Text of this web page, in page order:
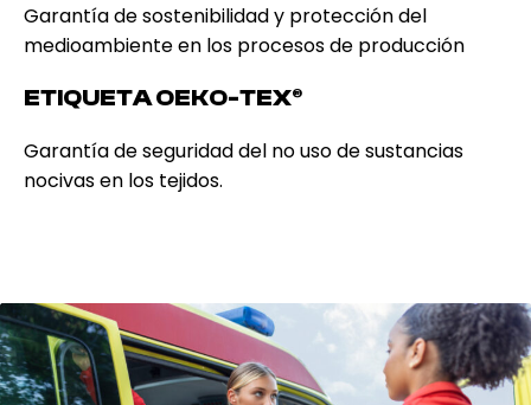
Garantía de sostenibilidad y protección del
medioambiente en los procesos de producción
ETIQUETA OEKO-TEX®
Garantía de seguridad del no uso de sustancias
nocivas en los tejidos.